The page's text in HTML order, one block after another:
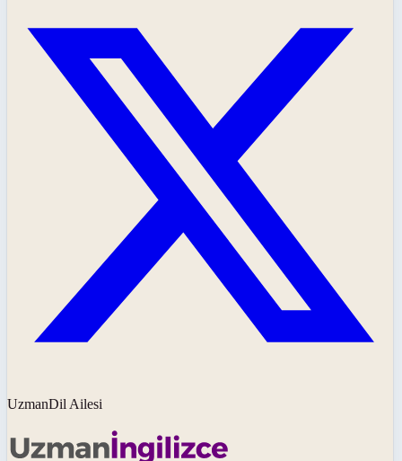
UzmanDil Ailesi